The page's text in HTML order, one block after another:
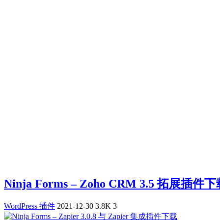
Ninja Forms – Zoho CRM 3.5 拓展插件下
WordPress 插件 2021-12-30 3.8K 3